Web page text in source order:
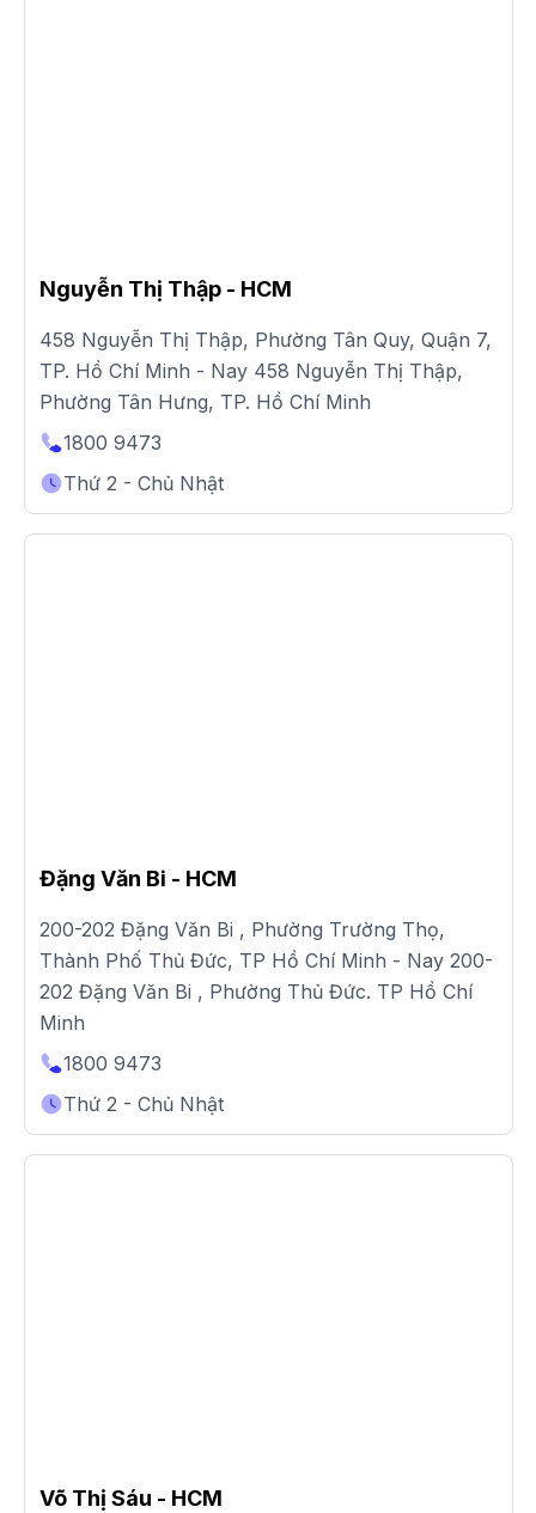
Nguyễn Thị Thập - HCM
458 Nguyễn Thị Thập, Phường Tân Quy, Quận 7,
TP. Hồ Chí Minh - Nay 458 Nguyễn Thị Thập,
Phường Tân Hưng, TP. Hồ Chí Minh
1800 9473
Thứ 2 - Chủ Nhật
Đặng Văn Bi - HCM
200-202 Đặng Văn Bi , Phường Trường Thọ,
Thành Phố Thủ Đức, TP Hồ Chí Minh - Nay 200-
202 Đặng Văn Bi , Phường Thủ Đức. TP Hồ Chí
Minh
1800 9473
Thứ 2 - Chủ Nhật
Võ Thị Sáu - HCM